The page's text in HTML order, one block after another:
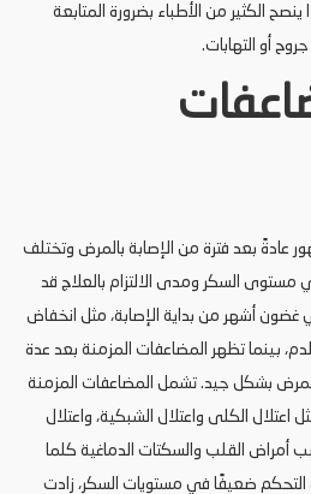
ينصح الكثير من الأطباء بضرورة المتابعة
أو التهابات.
عادةً بعد فترة من الإصابة بالمرض وتختلف
السكر ومدى الالتزام بالعلاج قد
أشهر من بداية الإصابة، مثل انخفاض
بينما تظهر المضاعفات المزمنة بعد عدة
بشكل جيد. تشمل المضاعفات المزمنة
اعتلال الكلى واعتلال الشبكية، واعتلال
أمراض القلب والسكتات الدماغية كلما
التحكم ضعيفًا في مستويات السكر، زادت